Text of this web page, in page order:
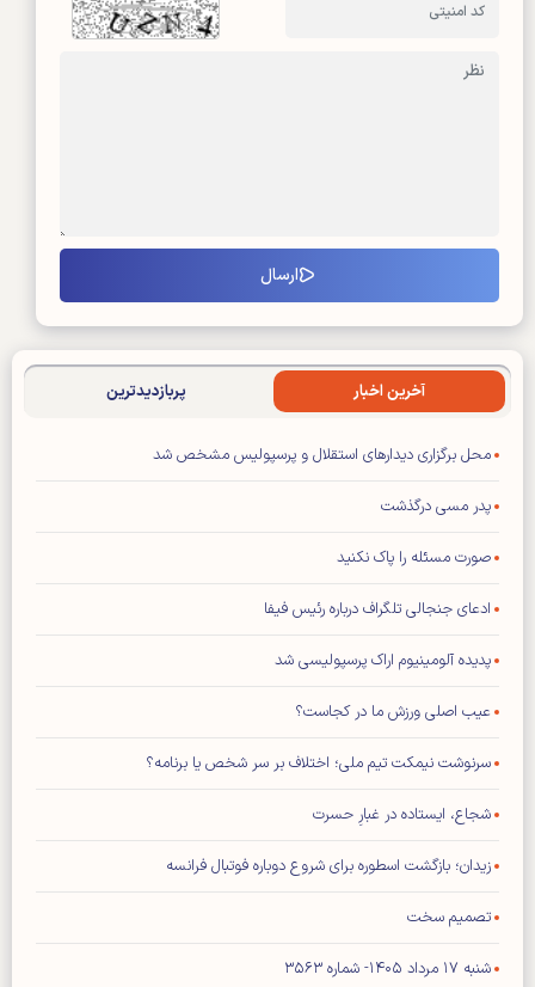
آخرین اخبار پربازدیدترین
محل برگزاری دیدار‌های استقلال و پرسپولیس مشخص شد
پدر مسی درگذشت
صورت مسئله را پاک نکنید
ادعای جنجالی تلگراف درباره رئیس فیفا
پدیده آلومینیوم اراک پرسپولیسی شد
عیب اصلی ورزش ما در کجاست؟
سرنوشت نیمکت تیم ملی؛ اختلاف بر سر شخص یا برنامه؟
شجاع، ایستاده در غبارِ حسرت
زیدان؛ بازگشت اسطوره برای شروع دوباره فوتبال فرانسه
تصمیم سخت
شنبه ۱۷ مرداد ۱۴۰۵- شماره ۳۵۶۳